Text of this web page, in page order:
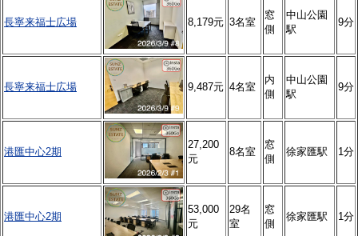
長寧来福士広場 8,179元 3名室
窓
側
中山公園
駅
9分
長寧来福士広場 9,487元 4名室
内
側
中山公園
駅
9分
港匯中心2期
27,200
元
8名室
窓
側
徐家匯駅 1分
港匯中心2期
53,000
元
29名
室
窓
側
徐家匯駅 1分